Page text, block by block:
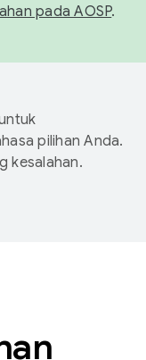
pada AOSP.
pilihan Anda.
kesalahan.